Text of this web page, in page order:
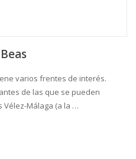
varios frentes de interés.
de las que se pueden
Vélez-Málaga (a la …